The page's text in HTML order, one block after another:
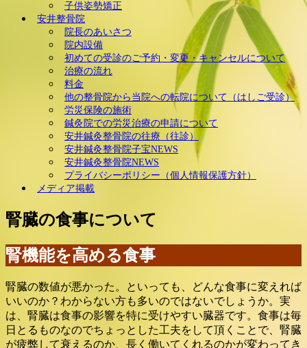
子供姿勢矯正
安井整骨院
院長のあいさつ
院内設備
初めての受診のご予約・変更・キャンセルについて
治療の流れ
料金
他の整骨院から当院への転院について（はしご受診）
労災保険の施術
鍼灸院での労災治療の申請について
安井鍼灸整骨院の往療（往診）
安井鍼灸整骨院子宝NEWS
安井鍼灸整骨院NEWS
プライバシーポリシー（個人情報保護方針）
メディア掲載
腎臓の食事について
腎機能を高める食事
腎臓の数値が悪かった。といっても、どんな食事に変えれば
いいのか？わからない方も多いのではないでしょうか。実
は、腎臓は食事の影響を特に受けやすい臓器です。食事は毎
日とるものなのでちょっとした工夫をして頂くことで、腎臓
が疲弊して衰えるのか、長く働いてくれるのかが変わってき